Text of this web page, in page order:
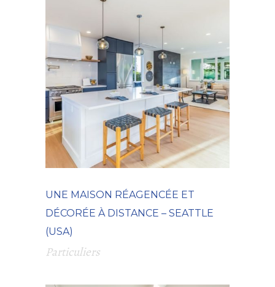
UNE MAISON RÉAGENCÉE ET
DÉCORÉE À DISTANCE – SEATTLE
(USA)
Particuliers